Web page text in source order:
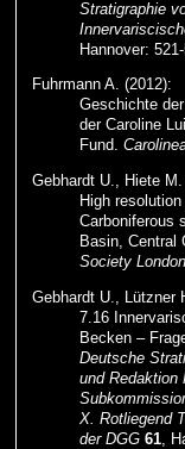
Stratigraphie
Hannover:
Fuhrmann A. (2012):
Geschichte
der Caroline
Fund.
Gebhardt U., Hiete M.
High
Carboniferous
Basin, Central
Society London
Gebhardt U., Lützner
7.16
Becken –
Deutsche
und Redaktion
X. Rotliegend
der DGG 61,